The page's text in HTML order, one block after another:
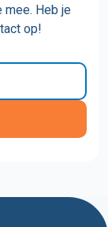
mee. Heb je
op!